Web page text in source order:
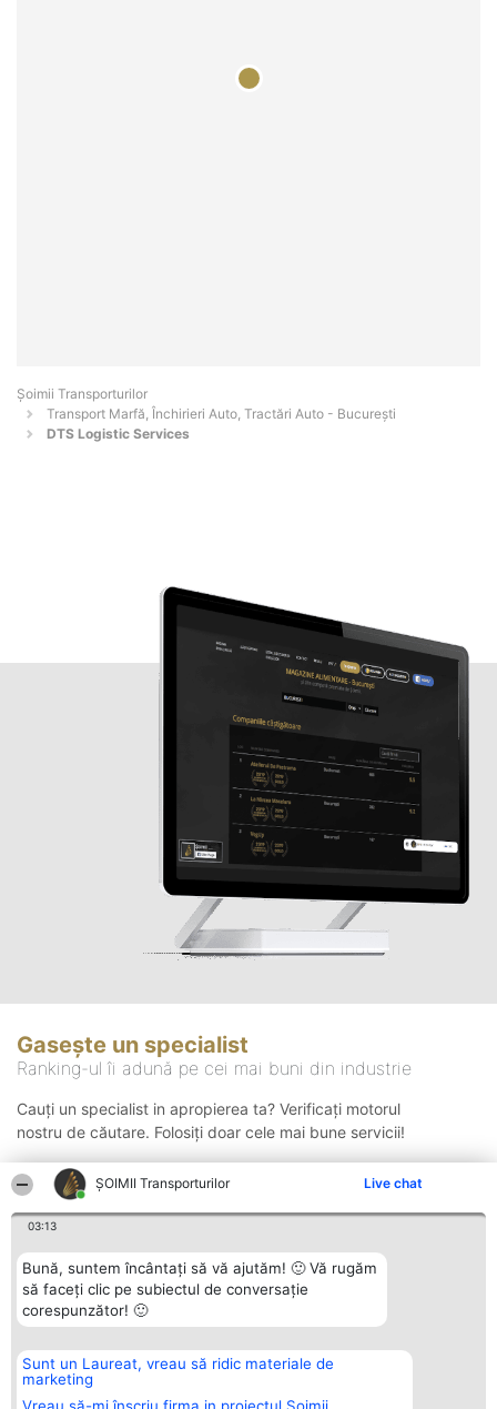
ȘOIMII Transporturilor Live chat
03:13
Bună, suntem încântați să vă ajutăm! 🙂 Vă rugăm
să faceți clic pe subiectul de conversație
corespunzător! 🙂
Sunt un Laureat, vreau să ridic materiale de
marketing
Șoimii Transporturilor
Transport Marfă, Închirieri Auto, Tractări Auto - Bucureşti
DTS Logistic Services
Gasește un specialist
Ranking-ul îi adună pe cei mai buni din industrie
Cauți un specialist in apropierea ta? Verificați motorul
nostru de căutare. Folosiți doar cele mai bune servicii!
Organizator Ranking
BRIGHT SOLUTIONS BR SRL
Aleea Timisul De Sus 2 Bl. A30
Plebiscyt
Lista Tuturor
Contact